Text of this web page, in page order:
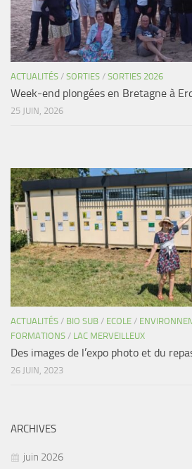
ACTUALITÉS / SORTIES / SORTIES 2026
Week-end plongées en Bretagne à
25 JUIN, 2026
ACTUALITÉS / BIO SUB / ECOLE /
FORMATIONS / LAC MERVEILLEUX
Des images de l’expo photo et du
26 JUIN, 2023
ARCHIVES
juin 2026